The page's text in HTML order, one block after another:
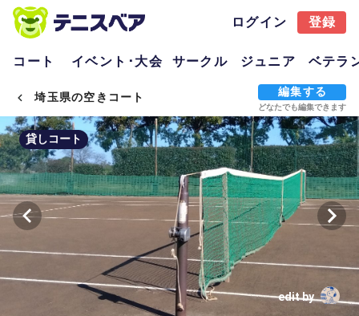
ログイン 登録
コート イベント･大会 サークル ジュニア ベテラ
埼玉県の空きコート 編集する
どなたでも編集できます
貸しコート
edit by